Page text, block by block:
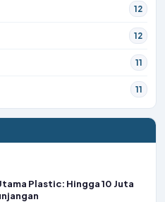
12
12
11
11
Plastic: Hingga 10 Juta